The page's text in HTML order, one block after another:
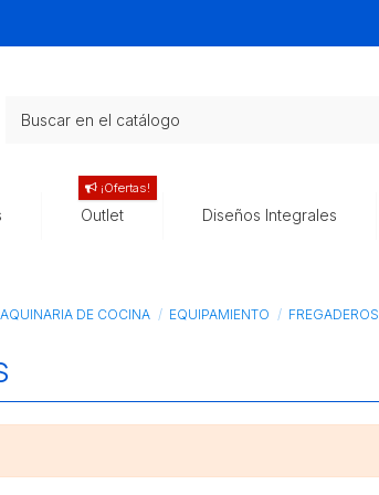
Outlet
¡Ofertas!
Diseños Integrales
DE COCINA EQUIPAMIENTO FREGADEROS